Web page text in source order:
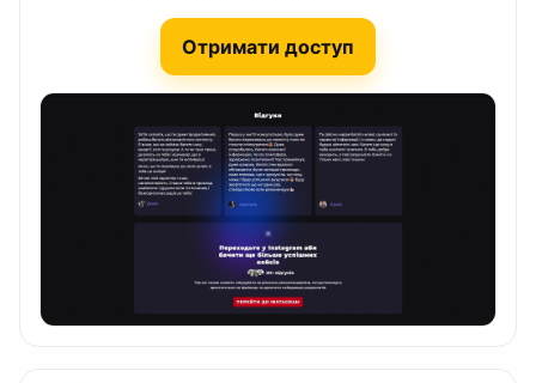
Отримати доступ